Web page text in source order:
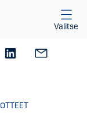
Valitse